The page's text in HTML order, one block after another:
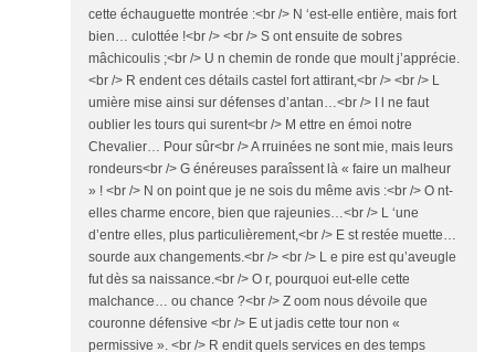
cette échauguette montrée :<br /> N ‘est-elle entière, mais fort
bien… culottée !<br /> <br /> S ont ensuite de sobres
mâchicoulis ;<br /> U n chemin de ronde que moult j’apprécie.
<br /> R endent ces détails castel fort attirant,<br /> <br /> L
umière mise ainsi sur défenses d’antan…<br /> I l ne faut
oublier les tours qui surent<br /> M ettre en émoi notre
Chevalier… Pour sûr<br /> A rruinées ne sont mie, mais leurs
rondeurs<br /> G énéreuses paraîssent là « faire un malheur
» ! <br /> N on point que je ne sois du même avis :<br /> O nt-
elles charme encore, bien que rajeunies…<br /> L ‘une
d’entre elles, plus particulièrement,<br /> E st restée muette…
sourde aux changements.<br /> <br /> L e pire est qu’aveugle
fut dès sa naissance.<br /> O r, pourquoi eut-elle cette
malchance… ou chance ?<br /> Z oom nous dévoile que
couronne défensive <br /> E ut jadis cette tour non «
permissive ». <br /> R endit quels services en des temps